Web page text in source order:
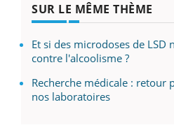
SUR LE MÊME THÈME
Et si des microdoses de
contre l'alcoolisme ?
Recherche médicale : retour
nos laboratoires